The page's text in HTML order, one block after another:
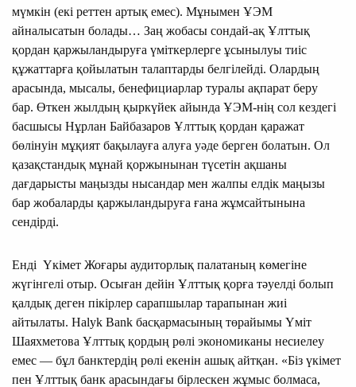
мүмкін (екі реттен артық емес). Мұнымен ҰЭМ
айналысатын болады… Заң жобасы сондай-ақ Ұлттық
қордан қаржыландыруға үміткерлерге ұсынылуы тиіс
құжаттарға қойылатын талаптарды белгілейді. Олардың
арасында, мысалы, бенефициарлар туралы ақпарат беру
бар. Өткен жылдың қыркүйек айында ҰЭМ-нің сол кездегі
басшысы Нұрлан Байбазаров Ұлттық қордан қаражат
бөлінуін мұқият бақылауға алуға уәде берген болатын. Ол
қазақстандық мұнай қоржынынан түсетін ақшаны
дағдарысты маңызды нысандар мен жалпы елдік маңызы
бар жобаларды қаржыландыруға ғана жұмсайтынына
сендірді.
Енді Үкімет Жоғары аудиторлық палатаның көмегіне
жүгінгелі отыр. Осыған дейін Ұлттық қорға тәуелді болып
қалдық деген пікірлер сарапшылар тарапынан жиі
айтылаты. Halyk Bank басқармасының төрайымы Үміт
Шаяхметова Ұлттық қордың рөлі экономиканы несиелеу
емес — бұл банктердің рөлі екенін ашық айтқан. «Біз үкімет
пен Ұлттық банк арасындағы бірлескен жұмыс болмаса,